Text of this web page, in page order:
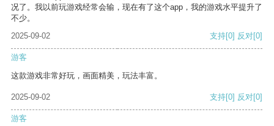
况了。我以前玩游戏经常会输，现在有了这个app，我的游戏水平提升了
不少。
2025-09-02
支持[0] 反对[0]
游客
这款游戏非常好玩，画面精美，玩法丰富。
2025-09-02 支持[0] 反对[0]
游客